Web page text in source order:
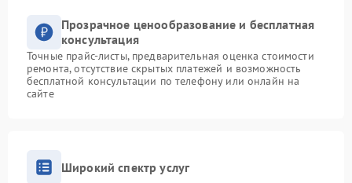
Прозрачное ценообразование и бесплатная
консультация
Точные прайс-листы, предварительная оценка стоимости
ремонта, отсутствие скрытых платежей и возможность
бесплатной консультации по телефону или онлайн на
сайте
Широкий спектр услуг